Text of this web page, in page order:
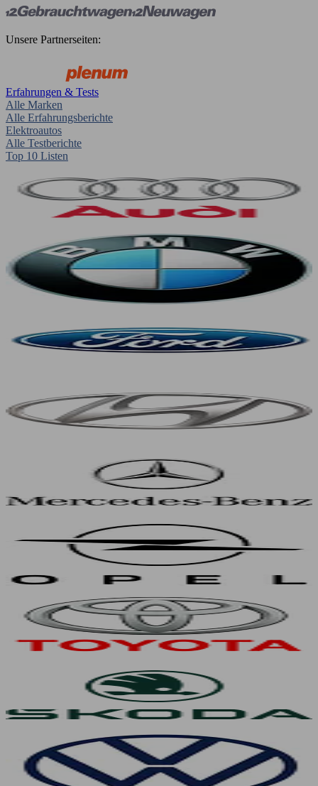
Unsere Partnerseiten:
Erfahrungen & Tests
Alle Marken
Alle Erfahrungsberichte
Elektroautos
Alle Testberichte
Top 10 Listen